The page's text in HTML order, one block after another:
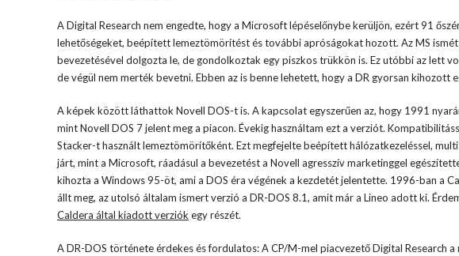
A Digital Research nem engedte, hogy a Microsoft lépéselőnybe kerüljön, ezért 91
lehetőségeket, beépített lemeztömörítést és további apróságokat hozott. Az MS
bevezetésével dolgozta le, de gondolkoztak egy piszkos trükkön is. Ez utóbbi az lett
de végül nem merték bevetni. Ebben az is benne lehetett, hogy a DR gyorsan
A képek között láthattok Novell DOS-t is. A kapcsolat egyszerűen az, hogy 1991
mint Novell DOS 7 jelent meg a piacon. Évekig használtam ezt a verziót.
Stacker-t használt lemeztömörítőként. Ezt megfejelte beépített hálózatkezeléssel,
járt, mint a Microsoft, ráadásul a bevezetést a Novell agresszív marketinggel
kihozta a Windows 95-öt, ami a DOS éra végének a kezdetét jelentette. 1996-ban a
állt meg, az utolsó általam ismert verzió a DR-DOS 8.1, amit már a Lineo adott ki.
Caldera által kiadott verziók egy részét.
A DR-DOS története érdekes és fordulatos: A CP/M-mel piacvezető Digital Research